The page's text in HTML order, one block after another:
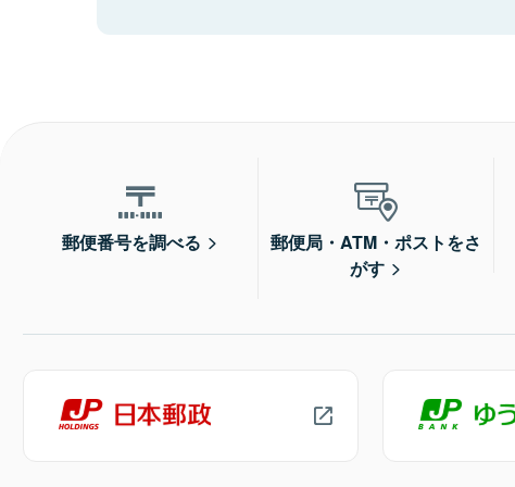
郵便番号を調べる
郵便局・ATM・ポストをさ
がす